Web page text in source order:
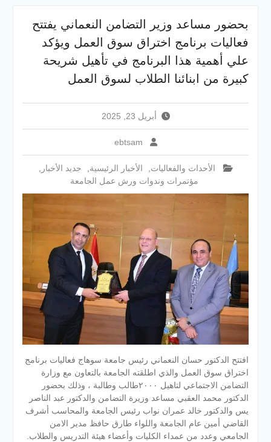
أيام المرحلة الأولى للتنسيق
الإلكتروني للقبول بالجامعات
2026
بحضور مساعد وزير التضامن النعماني يفتتح
فعاليات برنامج اختراق سوق العمل ويؤكد
علي أهمية هذا البرنامج في تأهيل شريحة
كبيرة من ابنائنا الطلاب لسوق العمل
أبريل 23, 2025
ebtsam
الأحداث والفعاليات الأخبار الرئيسية جديد الأخبار
مؤتمرات وندوات ورش عمل الجامعة
افتتح الدكتور حسان النعماني رئيس جامعة سوهاج فعاليات برنامج
اختراق سوق العمل والذي اطلقته الجامعة بالتعاون مع وزارة
التضامن الاجتماعي لتاهيل ٢٠٠٠طالب وطالبة ، وذلك بحضور
الدكتور محمد العقبي مساعد وزيرة التضامن والدكتور عبد الناصر
يس والدكتور خالد عمران نواب رئيس الجامعة والمحاسب أشرف
القاضي أمين عام الجامعة واللواء طارق حافظ مدير الامن
الجامعي وعدد من عمداء الكليات وأعضاء هيئة التدريس والطلاب.